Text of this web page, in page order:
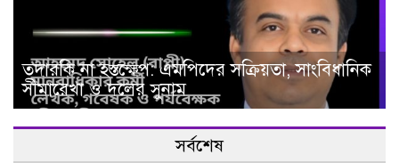
তদারকি না হস্তক্ষেপ: এমপিদের সক্রিয়তা, সাংবিধানিক
সীমারেখা ও দলের সুনাম
সর্বশেষ